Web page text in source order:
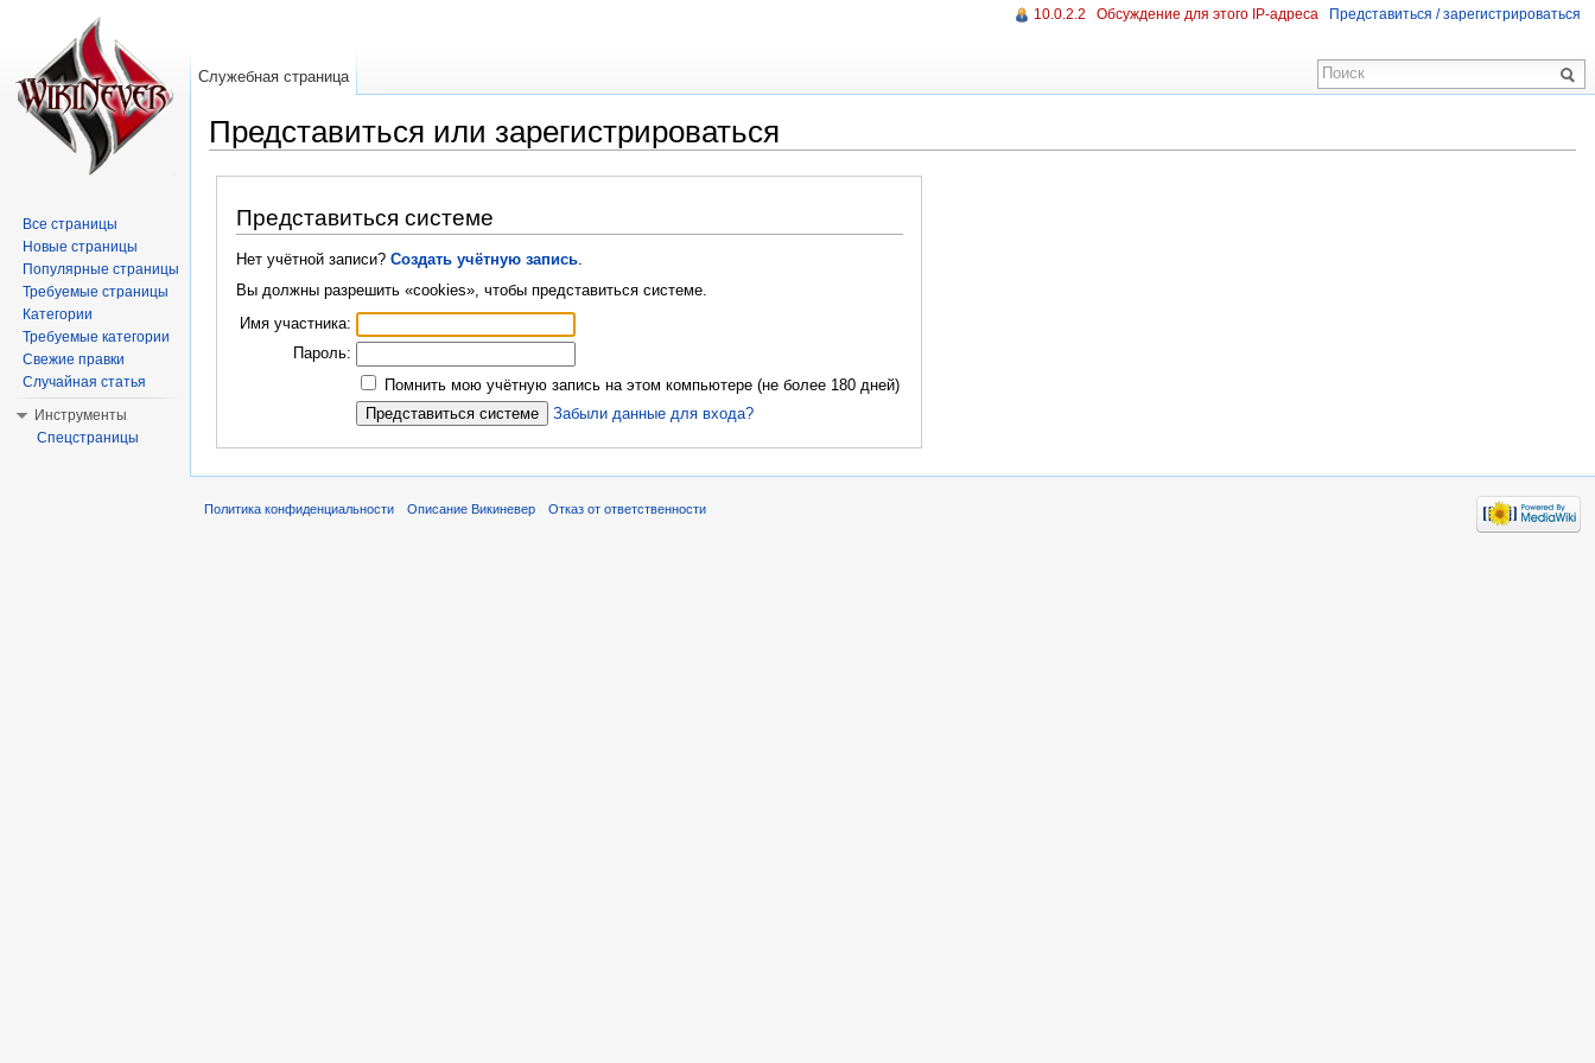
Представиться или зарегистрироваться
Представиться системе
Нет учётной записи? Создать учётную запись.
Вы должны разрешить «cookies», чтобы представиться системе.
Имя участника:
Пароль:
Помнить мою учётную запись на этом компьютере (не более 180 дней)
Забыли данные для входа?
10.0.2.2 Обсуждение для этого IP-адреса Представиться / зарегистрироваться
Служебная страница
Все страницы
Новые страницы
Популярные страницы
Требуемые страницы
Категории
Требуемые категории
Свежие правки
Случайная статья
Инструменты
Спецстраницы
Политика конфиденциальности Описание Викиневер Отказ от ответственности